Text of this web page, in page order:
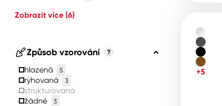
Zobrazit více (6)
Způsob vzorování ?
hlazená 5
rýhovaná 3
strukturovaná
žádné
3
+5